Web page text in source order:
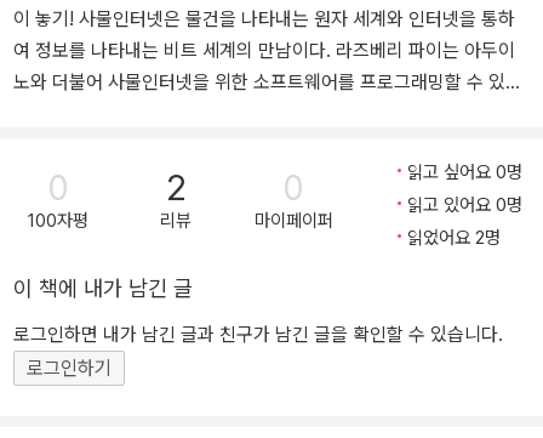
이 놓기! 사물인터넷은 물건을 나타내는 원자 세계와 인터넷을 통하
여 정보를 나타내는 비트 세계의 만남이다. 라즈베리 파이는 아두이
노와 더불어 사물인터넷을 위한 소프트웨어를 프로그래밍할 수 있는
었다. 리눅스 환경에서 파이썬으로 웹 서버를 구축하고, 센서 등의 입
출력 장치를 제어하며, 다른 컴퓨터 및 클라우드 서버와 네트워크를
통해 연동하는 다양한 방법을 다룬다. 라즈베리 파이를 사용하여 사
양한 기술과 예제가 실질적인 도움을 줄 것이다. 이 책의 주요 내용 ●
라즈베리 파이의 리눅스 사용 환경 ● 파이썬 웹 서버 구축 및 데이터
베이스 활용 ● 파이썬 GUI 프로그래밍 ● 입출력 포트를 이용한 하
0
100자평
2
리뷰
0
마이페이퍼
읽고 싶어요 0명
읽고 있어요 0명
읽었어요 2명
이 책에 내가 남긴 글
로그인하면 내가 남긴 글과 친구가 남긴 글을 확인할 수 있습니다.
로그인하기